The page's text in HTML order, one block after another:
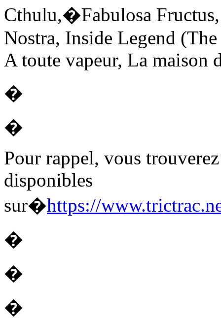
Cthulu,�Fabulosa
Nostra, Inside Legend
A toute vapeur, La maison
�
�
Pour rappel, vous
disponibles
sur�https://
�
�
�